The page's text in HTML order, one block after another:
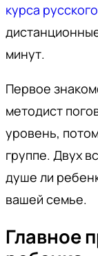
курса
минут.
Первое
методист
уровень,
группе. Двух
душе ли
вашей семье.
Главное